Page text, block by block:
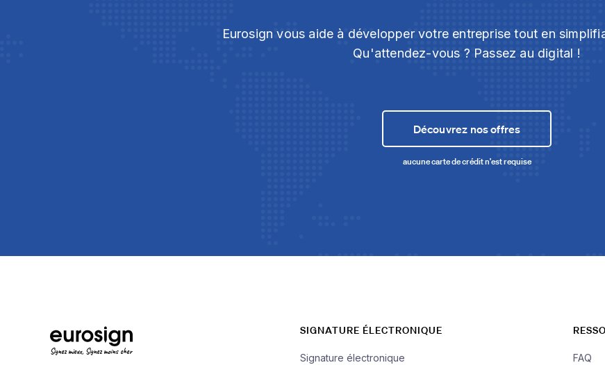
Eurosign vous aide à développer votre entreprise tout en
Qu'attendez-vous ? Passez au digital !
Découvrez nos offres
aucune carte de crédit n'est requise
Signez mieux, Signez moins cher
SIGNATURE ÉLECTRONIQUE
Signature électronique FAQ